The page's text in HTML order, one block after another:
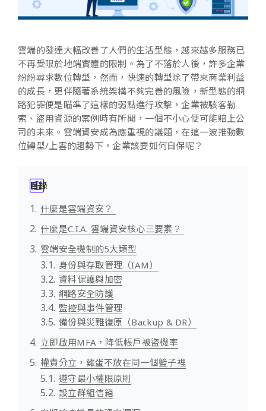
雲端的發達大幅改善了人們的生活型態，越來越多服務已
不再受限於地端實體的限制。為了不落於人後，許多企業
紛紛尋求數位轉型，然而，快速的轉型除了帶來商業利益
的成長，更伴隨著系統架構不夠完善的風險，新型態的網
路犯罪便是瞄準了這樣的弱點進行攻擊，企業被駭客勒
索、盜用資源的案例時有所聞，一個不小心便可能賠上公
司的未來。 雲端資安成為應重視的議題，在這一波推動數
位轉型/上雲的趨勢下，企業該要如何自保呢？
目錄
什麼是雲端資安？
什麼是C.I.A. 雲端資安核心三要素？
雲端安全機制的5大類型
身份與存取管理（IAM）
資料保護與加密
網路安全防護
監控與事件管理
備份與災難復原（Backup & DR）
立即啟用MFA，降低帳戶被盜機率
權責分立，雞蛋不放在同一個籃子裡
遵守最小權限原則
設立群組信箱